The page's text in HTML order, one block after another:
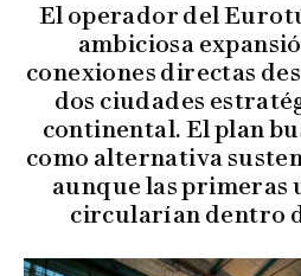
El operador del
ambiciosa
conexiones directas
dos ciudades
continental. El plan
como alternativa
aunque las primeras
circularían dentro